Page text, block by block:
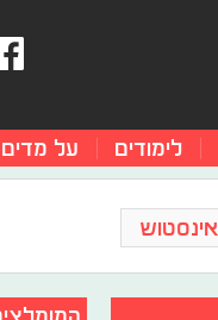
לימודים על מדים
אינסטוש